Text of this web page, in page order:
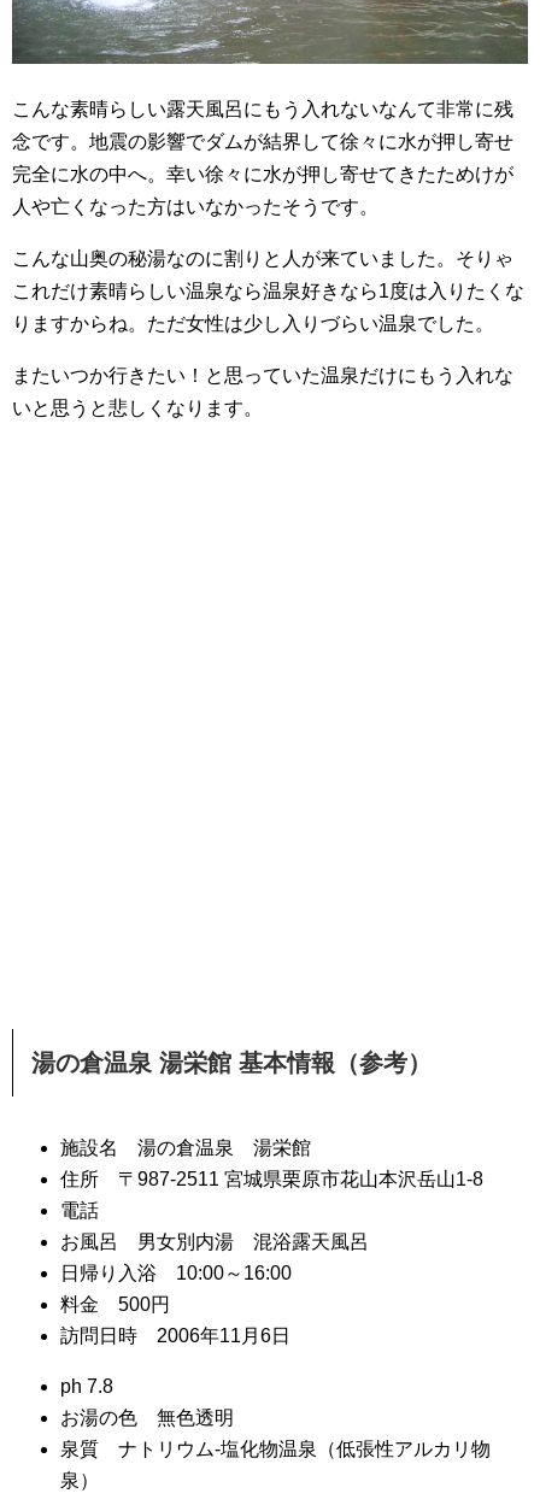
こんな素晴らしい露天風呂にもう入れないなんて非常に残
念です。地震の影響でダムが結界して徐々に水が押し寄せ
完全に水の中へ。幸い徐々に水が押し寄せてきたためけが
人や亡くなった方はいなかったそうです。
こんな山奥の秘湯なのに割りと人が来ていました。そりゃ
これだけ素晴らしい温泉なら温泉好きなら1度は入りたくな
りますからね。ただ女性は少し入りづらい温泉でした。
またいつか行きたい！と思っていた温泉だけにもう入れな
いと思うと悲しくなります。
湯の倉温泉 湯栄館 基本情報（参考）
施設名 湯の倉温泉 湯栄館
住所 〒987-2511 宮城県栗原市花山本沢岳山1-8
電話
お風呂 男女別内湯 混浴露天風呂
日帰り入浴 10:00～16:00
料金 500円
訪問日時 2006年11月6日
ph 7.8
お湯の色 無色透明
泉質 ナトリウム-塩化物温泉（低張性アルカリ物
泉）